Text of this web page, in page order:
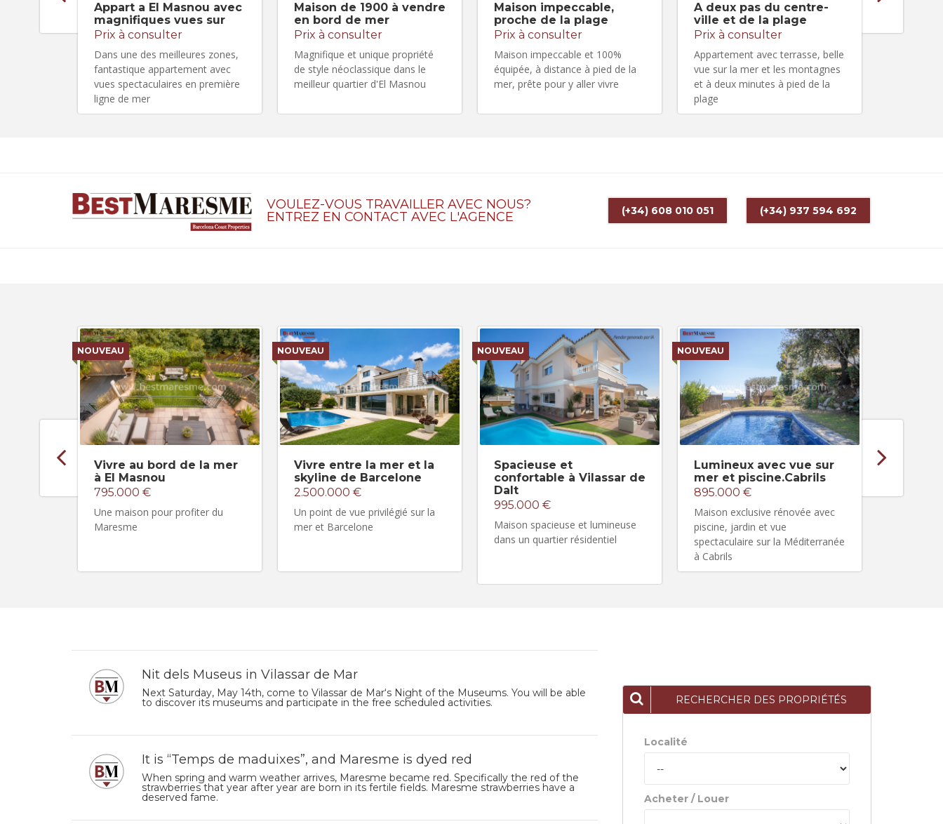
Appart a El Masnou avec
magnifiques vues sur
Prix à consulter
Dans une des meilleures zones,
fantastique appartement avec
vues spectaculaires en première
ligne de mer
Maison de 1900 à vendre
en bord de mer
Prix à consulter
Magnifique et unique propriété
de style néoclassique dans le
meilleur quartier d'El Masnou
Maison impeccable,
proche de la plage
Prix à consulter
Maison impeccable et 100%
équipée, à distance à pied de la
mer, prête pour y aller vivre
A deux pas du centre-
ville et de la plage
Prix à consulter
Appartement avec terrasse, belle
vue sur la mer et les montagnes
et à deux minutes à pied de la
plage
Prix à
VOULEZ-VOUS TRAVAILLER AVEC NOUS?
ENTREZ EN CONTACT AVEC L'AGENCE
(+34) 608 010 051 (+34) 937 594 692
NOUVEAU
Vivre au bord de la mer
à El Masnou
795.000 €
Une maison pour profiter du
Maresme
NOUVEAU
Vivre entre la mer et la
skyline de Barcelone
2.500.000 €
Un point de vue privilégié sur la
mer et Barcelone
NOUVEAU
Spacieuse et
confortable à Vilassar de
Dalt
995.000 €
Maison spacieuse et lumineuse
dans un quartier résidentiel
NOUVEAU
Lumineux avec vue sur
mer et piscine.Cabrils
895.000 €
Maison exclusive rénovée avec
piscine, jardin et vue
spectaculaire sur la Méditerranée
à Cabrils
Nit dels Museus in Vilassar de Mar
Next Saturday, May 14th, come to Vilassar de Mar‘s Night of the Museums. You will be able
to discover its museums and participate in the free scheduled activities.
It is “Temps de maduixes”, and Maresme is dyed red
When spring and warm weather arrives, Maresme became red. Specifically the red of the
strawberries that year after year are born in its fertile fields. Maresme strawberries have a
deserved fame.
RECHERCHER DES PROPRIÉTÉS
Localité
Acheter / Louer